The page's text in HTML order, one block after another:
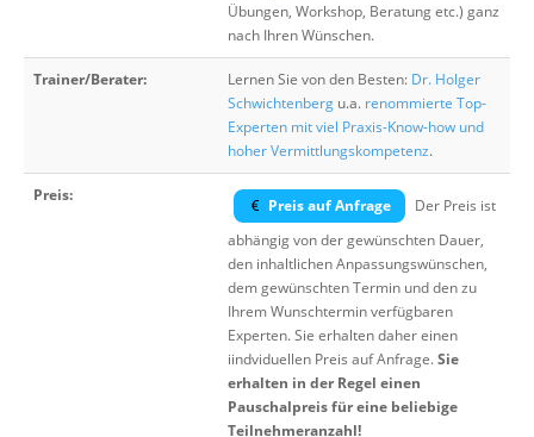
Übungen, Workshop, Beratung etc.) ganz
nach Ihren Wünschen.
Trainer/Berater: Lernen Sie von den Besten: Dr. Holger
Schwichtenberg u.a. renommierte Top-
Experten mit viel Praxis-Know-how und
hoher Vermittlungskompetenz.
Preis:
Preis auf Anfrage
Der Preis ist
abhängig von der gewünschten Dauer,
den inhaltlichen Anpassungswünschen,
dem gewünschten Termin und den zu
Ihrem Wunschtermin verfügbaren
Experten. Sie erhalten daher einen
iindviduellen Preis auf Anfrage.Sie
erhalten in der Regel einen
Pauschalpreis für eine beliebige
Teilnehmeranzahl!